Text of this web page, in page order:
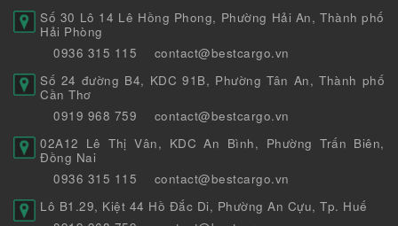
Số 30 Lô 14 Lê Hồng Phong, Phường Hải An, Thành phố
Hải Phòng
0936 315 115
contact@bestcargo.vn
Số 24 đường B4, KDC 91B, Phường Tân An, Thành phố
Cần Thơ
0919 968 759
contact@bestcargo.vn
02A12 Lê Thị Vân, KDC An Bình, Phường Trấn Biên,
Đồng Nai
0936 315 115
contact@bestcargo.vn
Lô B1.29, Kiệt 44 Hồ Đắc Di, Phường An Cựu, Tp. Huế